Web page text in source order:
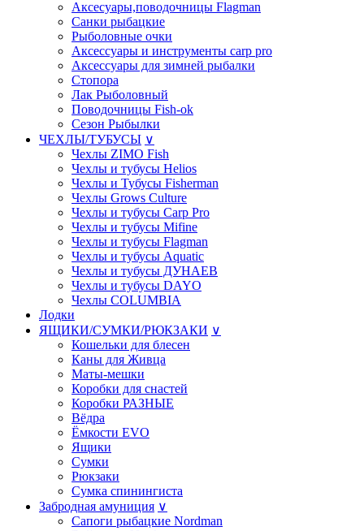
Аксесуары,поводочницы Flagman
Санки рыбацкие
Рыболовные очки
Аксессуары и инструменты carp pro
Аксессуары для зимней рыбалки
Стопора
Лак Рыболовный
Поводочницы Fish-ok
Сезон Рыбылки
ЧЕХЛЫ/ТУБУСЫ ∨
Чехлы ZIMO Fish
Чехлы и тубусы Helios
Чехлы и Тубусы Fisherman
Чехлы Grows Culture
Чехлы и тубусы Carp Pro
Чехлы и тубусы Mifine
Чехлы и тубусы Flagman
Чехлы и тубусы Aquatic
Чехлы и тубусы ДУНАЕВ
Чехлы и тубусы DAYO
Чехлы COLUMBIA
Лодки
ЯЩИКИ/СУМКИ/РЮКЗАКИ ∨
Кошельки для блесен
Каны для Живца
Маты-мешки
Коробки для снастей
Коробки РАЗНЫE
Вёдра
Ёмкости EVO
Ящики
Сумки
Рюкзаки
Сумка спинингиста
Забродная амуниция ∨
Сапоги рыбацкие Nordman